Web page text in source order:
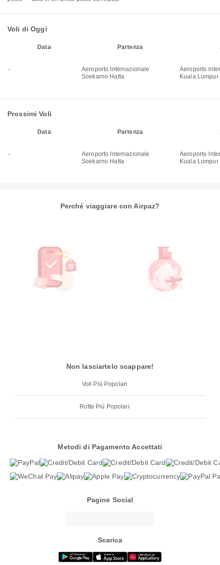
Voli di Oggi
Data Partenza
-
Aeroporto Internazionale
Soekarno Hatta
Aeroporto
Kuala Lumpur
Prossimi Voli
Data Partenza
-
Aeroporto Internazionale
Soekarno Hatta
Aeroporto
Kuala Lumpur
Perché viaggiare con Airpaz?
Non lasciartelo scappare!
Voli Più Popolari
Rotte Più Popolari
Metodi di Pagamento Accettati
Pagine Social
Scarica